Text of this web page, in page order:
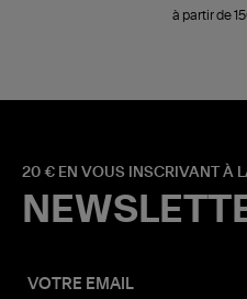
à partir de
20 € EN VOUS INSCRIVANT À